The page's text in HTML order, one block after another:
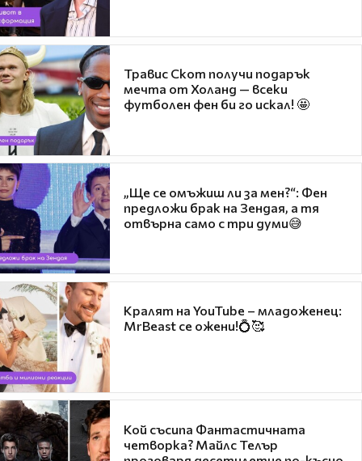
Травис Скот получи подарък
мечта от Холанд — всеки
футболен фен би го искал! 🤩
„Ще се омъжиш ли за мен?“: Фен
предложи брак на Зендая, а тя
отвърна само с три думи😅
Кралят на YouTube – младоженец:
MrBeast се ожени!💍🥰
Кой съсипа Фантастичната
четворка? Майлс Телър